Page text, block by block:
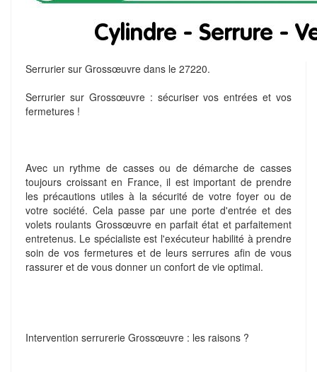
Serrurier sur Grossœuvre dans le 27220.
Serrurier sur Grossœuvre : sécuriser vos entrées et vos
fermetures !
Avec un rythme de casses ou de démarche de casses
toujours croissant en France, il est important de prendre
les précautions utiles à la sécurité de votre foyer ou de
votre société. Cela passe par une porte d'entrée et des
volets roulants Grossœuvre en parfait état et parfaitement
entretenus. Le spécialiste est l'exécuteur habilité à prendre
soin de vos fermetures et de leurs serrures afin de vous
rassurer et de vous donner un confort de vie optimal.
Intervention serrurerie Grossœuvre : les raisons ?